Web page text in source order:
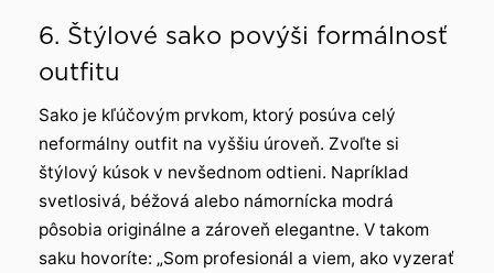
6. Štýlové sako povýši formálnosť
outfitu
Sako je kľúčovým prvkom, ktorý posúva celý
neformálny outfit na vyššiu úroveň. Zvoľte si
štýlový kúsok v nevšednom odtieni. Napríklad
svetlosivá, béžová alebo námornícka modrá
pôsobia originálne a zároveň elegantne. V takom
saku hovoríte: „Som profesionál a viem, ako vyzerať